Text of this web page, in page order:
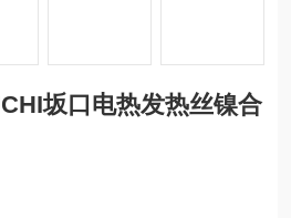
坂口电热发热丝镍合